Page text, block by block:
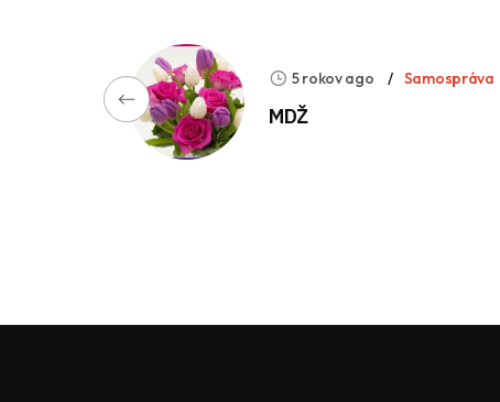
5 rokov ago Samospráva
MDŽ